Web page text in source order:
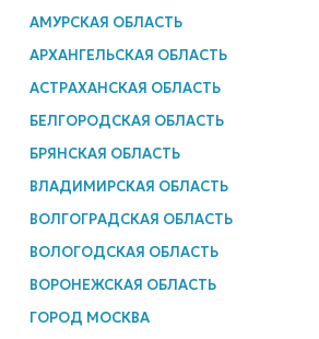
АМУРСКАЯ ОБЛАСТЬ
АРХАНГЕЛЬСКАЯ ОБЛАСТЬ
АСТРАХАНСКАЯ ОБЛАСТЬ
БЕЛГОРОДСКАЯ ОБЛАСТЬ
БРЯНСКАЯ ОБЛАСТЬ
ВЛАДИМИРСКАЯ ОБЛАСТЬ
ВОЛГОГРАДСКАЯ ОБЛАСТЬ
ВОЛОГОДСКАЯ ОБЛАСТЬ
ВОРОНЕЖСКАЯ ОБЛАСТЬ
ГОРОД МОСКВА